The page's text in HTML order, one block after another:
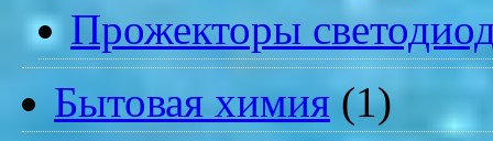
Прожекторы
Бытовая химия(1)